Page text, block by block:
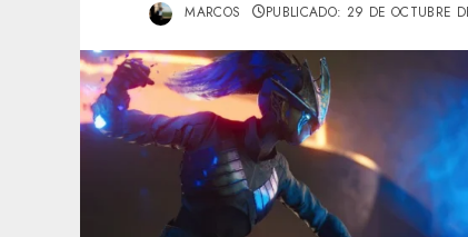
MARCOS PUBLICADO: 29 DE OCTUBRE